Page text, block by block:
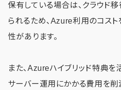
保有している場合は、クラウド
られるため、Azure利用のコス
性があります。
また、Azureハイブリッド特典を
サーバー運用にかかる費用を削